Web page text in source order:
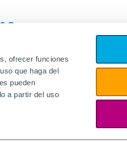
ofrecer funciones
que haga del
pueden
a partir del uso
Proveedores